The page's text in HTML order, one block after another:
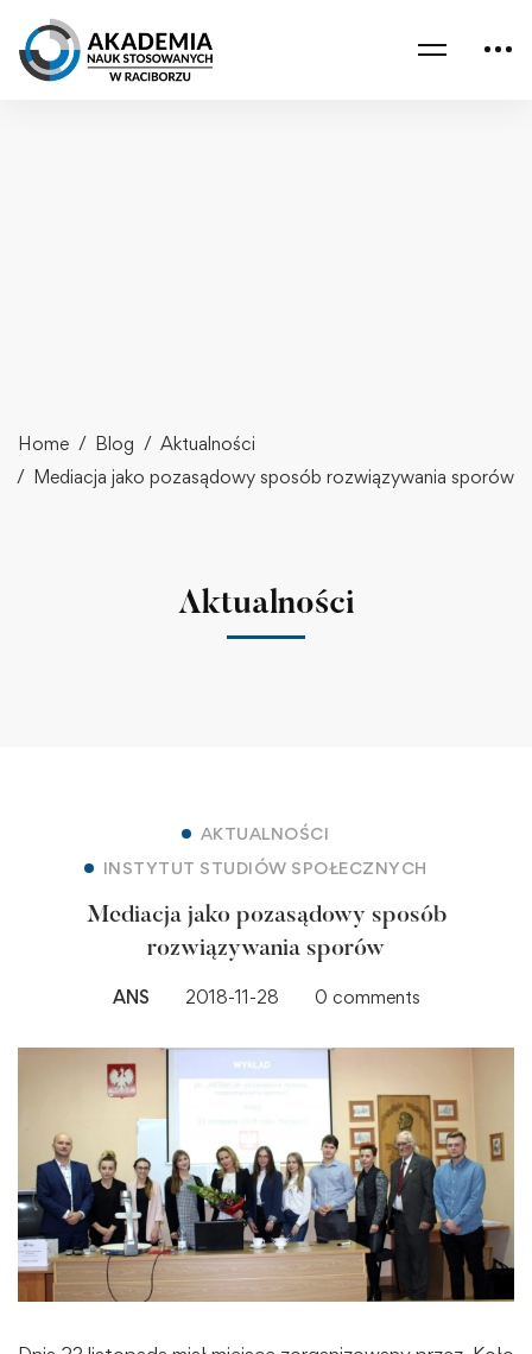
Home Blog
Aktualności
Mediacja jako pozasądowy sposób rozwiązywania sporów
Aktualności
AKTUALNOŚCI
INSTYTUT STUDIÓW SPOŁECZNYCH
Mediacja jako pozasądowy sposób
rozwiązywania sporów
ANS 2018-11-28 0 comments